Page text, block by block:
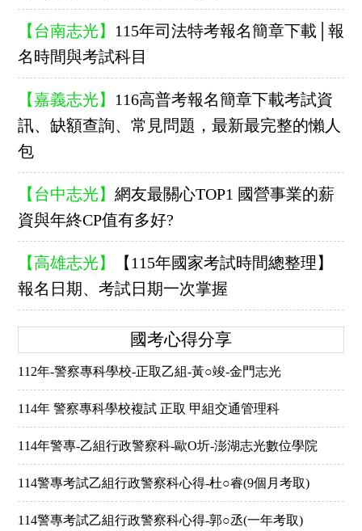
【台南志光】 115年司法特考報名簡章下載│報
名時間與考試科目
【嘉義志光】 116高普考報名簡章下載考試資
訊、缺額查詢、常見問題，最新最完整的懶人
包
【台中志光】 網友最關心TOP1 國營事業的薪
資與年終CP值有多好?
【高雄志光】
【115年國家考試時間總整理】
報名日期、考試日期一次掌握
國考心得分享
112年-警察專科學校-正取乙組-黃○竣-金門志光
114年 警察專科學校複試 正取 甲組交通管理科
114年警專-乙組行政警察科-歐O圻-澎湖志光數位學院
114警專考試乙組行政警察科心得-杜○睿(9個月考取)
114警專考試乙組行政警察科心得-郭○丞(一年考取)